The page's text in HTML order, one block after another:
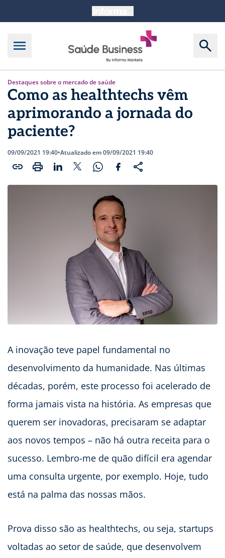
Destaques sobre o mercado de saúde
Como as healthtechs vêm
aprimorando a jornada do
paciente?
09/09/2021 19:40•Atualizado em 09/09/2021 19:40
A inovação teve papel fundamental no
desenvolvimento da humanidade. Nas últimas
décadas, porém, este processo foi acelerado de
forma jamais vista na história. As empresas que
querem ser inovadoras, precisaram se adaptar
aos novos tempos – não há outra receita para o
sucesso. Lembro-me de quão difícil era agendar
uma consulta urgente, por exemplo. Hoje, tudo
está na palma das nossas mãos.
Prova disso são as healthtechs, ou seja, startups
voltadas ao setor de saúde, que desenvolvem